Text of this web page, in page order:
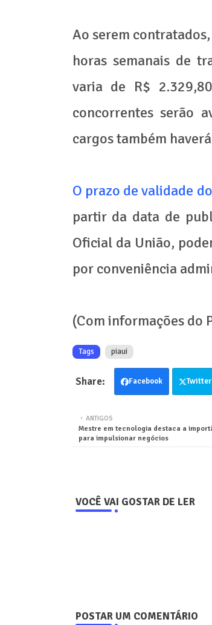
Ao serem
horas semanais de
varia de R$
concorrentes serão
cargos também
O prazo de validade
partir da data de
Oficial da União,
por conveniência
(Com informações do
Tags piaui
Facebook Twitter
ANTIGOS
Mestre em tecnologia destaca a
para impulsionar negócios
VOCÊ VAI GOSTAR DE LER
POSTAR UM COMENTÁRIO